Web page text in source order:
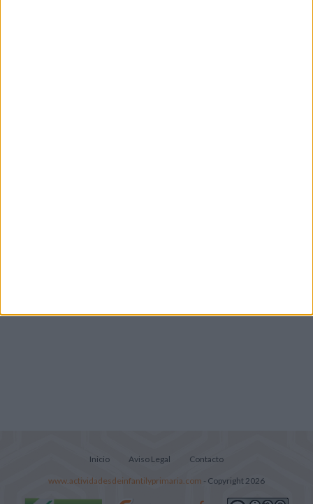
Inicio Aviso Legal Contacto
www.actividadesdeinfantilyprimaria.com - Copyright 2026